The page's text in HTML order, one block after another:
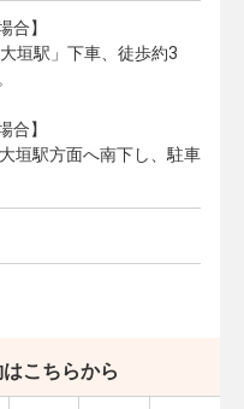
合】
垣駅」下車、徒歩約3
合】
垣駅方面へ南下し、駐車
こちらから